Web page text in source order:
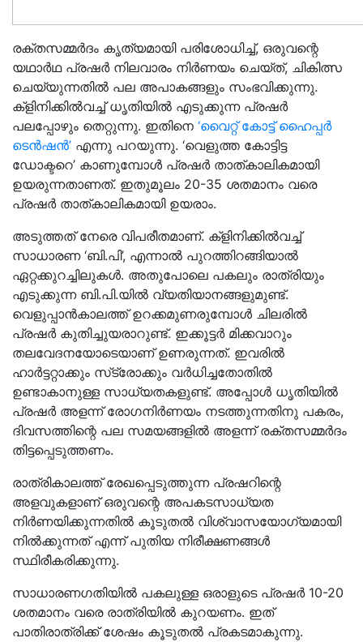
രക്തസമ്മർദം കൃത്യമായി പരിശോധിച്ച്‌, ഒരുവന്റെ
യഥാർഥ പ്രഷർ നിലവാരം നിർണയം ചെയ്ത്‌, ചികിത്സ
ചെയ്യുന്നതിൽ പല അപാകങ്ങളും സംഭവിക്കുന്നു.
ക്ളിനിക്കിൽവച്ച്‌ ധൃതിയിൽ എടുക്കുന്ന പ്രഷർ
പലപ്പോഴും തെറ്റുന്നു. ഇതിനെ ‘വൈറ്റ്‌ കോട്ട്‌ ഹൈപ്പർ
ടെൻഷൻ’ എന്നു പറയുന്നു. ‘വെളുത്ത കോട്ടിട്ട
ഡോക്ടറെ’ കാണുമ്പോൾ പ്രഷർ താത്‌കാലികമായി
ഉയരുന്നതാണത്‌. ഇതുമൂലം 20-35 ശതമാനം വരെ
പ്രഷർ താത്‌കാലികമായി ഉയരാം.
അടുത്തത്‌ നേരെ വിപരീതമാണ്‌. ക്ളിനിക്കിൽവച്ച്‌
സാധാരണ ‘ബി.പി’, എന്നാൽ പുറത്തിറങ്ങിയാൽ
ഏറ്റക്കുറച്ചിലുകൾ. അതുപോലെ പകലും രാത്രിയും
എടുക്കുന്ന ബി.പി.യിൽ വ്യതിയാനങ്ങളുമുണ്ട്‌.
വെളുപ്പാൻകാലത്ത്‌ ഉറക്കമുണരുമ്പോൾ ചിലരിൽ
പ്രഷർ കുതിച്ചുയരാറുണ്ട്‌. ഇക്കൂട്ടർ മിക്കവാറും
തലവേദനയോടെയാണ്‌ ഉണരുന്നത്‌. ഇവരിൽ
ഹാർട്ടറ്റാക്കും സ്‌ട്രോക്കും വർധിച്ചതോതിൽ
ഉണ്ടാകാനുള്ള സാധ്യതകളുണ്ട്‌. അപ്പോൾ ധൃതിയിൽ
പ്രഷർ അളന്ന്‌ രോഗനിർണയം നടത്തുന്നതിനു പകരം,
ദിവസത്തിന്റെ പല സമയങ്ങളിൽ അളന്ന്‌ രക്തസമ്മർദം
തിട്ടപ്പെടുത്തണം.
രാത്രികാലത്ത്‌ രേഖപ്പെടുത്തുന്ന പ്രഷറിന്റെ
അളവുകളാണ്‌ ഒരുവന്റെ അപകടസാധ്യത
നിർണയിക്കുന്നതിൽ കൂടുതൽ വിശ്വാസയോഗ്യമായി
നിൽക്കുന്നത്‌ എന്ന്‌ പുതിയ നിരീക്ഷണങ്ങൾ
സ്ഥിരീകരിക്കുന്നു.
സാധാരണഗതിയിൽ പകലുള്ള ഒരാളുടെ പ്രഷർ 10-20
ശതമാനം വരെ രാത്രിയിൽ കുറയണം. ഇത്‌
പാതിരാത്രിക്ക്‌ ശേഷം കൂടുതൽ പ്രകടമാകുന്നു.